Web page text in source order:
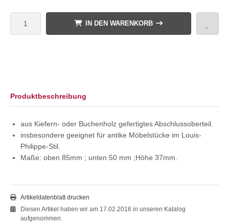
IN DEN WARENKORB
Produktbeschreibung
aus Kiefern- oder Buchenholz gefertigtes Abschlussoberteil.
insbesondere geeignet für antike Möbelstücke im Louis-
Philippe-Stil.
Maße: oben 85mm ; unten 50 mm ;Höhe 37mm.
Artikeldatenblatt drucken
Diesen Artikel haben wir am 17.02.2016 in unseren Katalog
aufgenommen.